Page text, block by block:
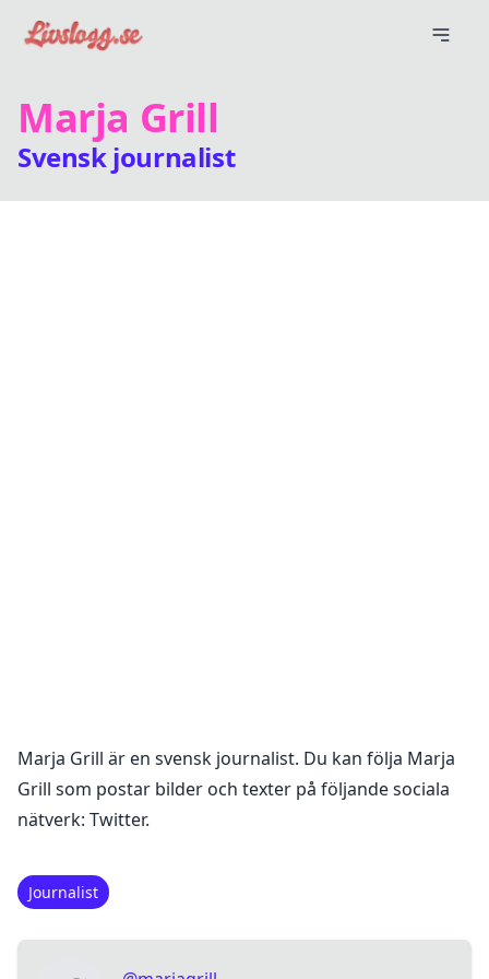
Marja Grill
Svensk journalist
Marja Grill är en svensk journalist. Du kan följa Marja
Grill som postar bilder och texter på följande sociala
nätverk: Twitter.
Journalist